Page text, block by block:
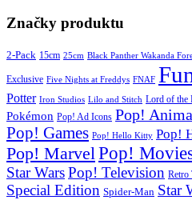
Značky produktu
2-Pack 15cm 25cm Black Panther Wakanda
Exclusive Five Nights at Freddys FNAF
Potter Iron Studios Lilo and Stitch Lord of the
Pokémon Pop! Ad Icons Pop!
Pop! Games Pop! Hello Kitty Pop!
Pop! MarvelPop!
Star WarsPop! Television Retro
Special Edition Spider-Man Star